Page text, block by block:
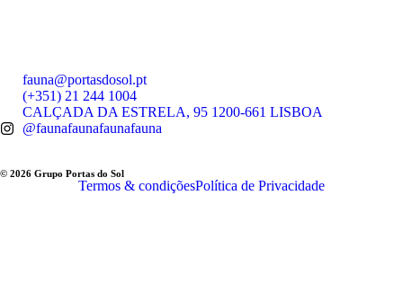
fauna@portasdosol.pt
(+351) 21 244 1004
CALÇADA DA ESTRELA, 95 1200-661 LISBOA
@faunafaunafaunafauna
© 2026 Grupo Portas do Sol
Termos & condiçõesPolítica de Privacidade